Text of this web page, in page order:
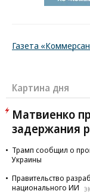
Газета
Картина дня
Матвиенко
задержания
Трамп сообщил о
Украины
Правительство
национального ИИ